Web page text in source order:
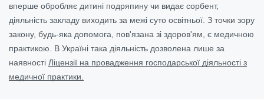
вперше обробляє дитині подряпину чи видає сорбент,
діяльність закладу виходить за межі суто освітньої. З точки зору
закону, будь-яка допомога, пов'язана зі здоров'ям, є медичною
практикою. В Україні така діяльність дозволена лише за
наявності Ліцензії на провадження господарської діяльності з
медичної практики.